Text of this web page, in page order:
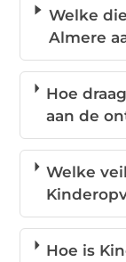
Welke
Almere
Hoe
aan de
Welke
Hoe is